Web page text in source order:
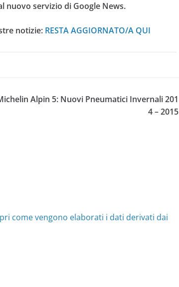
nuovo servizio di Google News.
notizie: RESTA AGGIORNATO/A QUI
Alpin 5: Nuovi Pneumatici Invernali 201
4 – 2015
come vengono elaborati i dati derivati dai